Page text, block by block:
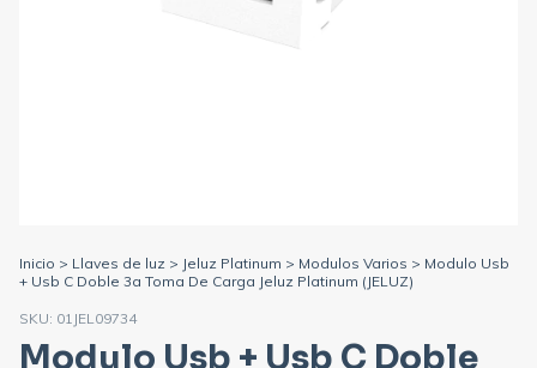
Inicio > Llaves de luz > Jeluz Platinum > Modulos Varios > Modulo Usb
+ Usb C Doble 3a Toma De Carga Jeluz Platinum (JELUZ)
SKU: 01JEL09734
Modulo Usb + Usb C Doble